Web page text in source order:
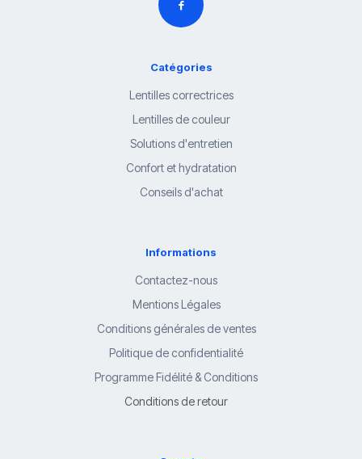
Catégories
Lentilles correctrices
Lentilles de couleur
Solutions d'entretien
Confort et hydratation
Conseils d'achat
Informations
Contactez-nous
Mentions Légales
Conditions générales de ventes
Politique de confidentialité
Programme Fidélité & Conditions
Conditions de retour